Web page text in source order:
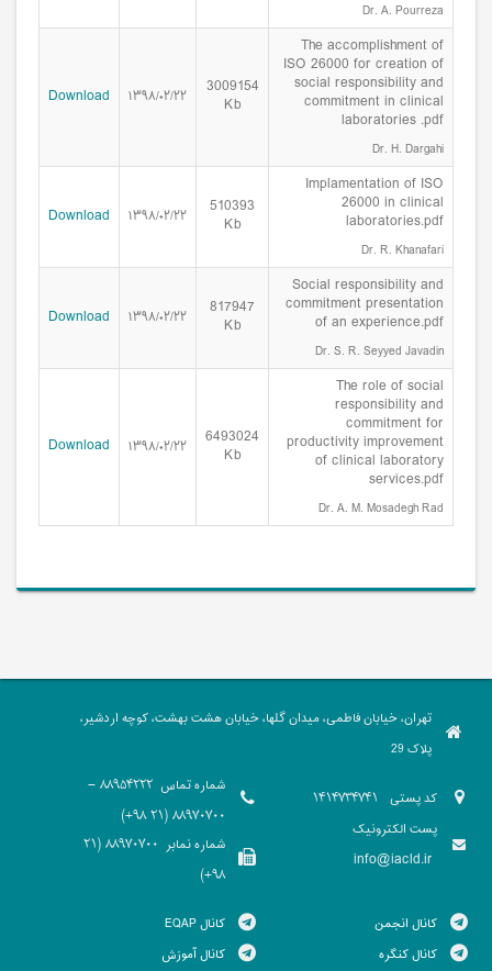
Dr. A. Pourreza
The accomplishment of
ISO 26000 for creation of
social responsibility and
commitment in clinical
laboratories .pdf
Dr. H. Dargahi
3009154
Kb ۱۳۹۸/۰۲/۲۲ Download
Implamentation of ISO
26000 in clinical
laboratories.pdf
Dr. R. Khanafari
510393
Kb ۱۳۹۸/۰۲/۲۲ Download
Social responsibility and
commitment presentation
of an experience.pdf
Dr. S. R. Seyyed Javadin
817947
Kb ۱۳۹۸/۰۲/۲۲ Download
The role of social
responsibility and
commitment for
productivity improvement
of clinical laboratory
services.pdf
Dr. A. M. Mosadegh Rad
6493024
Kb ۱۳۹۸/۰۲/۲۲ Download
تهران، خیابان فاطمی، میدان گلها، خیابان هشت بهشت، کوچه اردشیر،
پلاک 29
کد پستی
پست الکترونیک
info@iacld.ir
شماره تماس
88954222 -
88970700 (21 98+)
شماره نمابر
88970700 (21
98+)
کانال انجمن
کانال کنگره
کانال EQAP
کانال آموزش